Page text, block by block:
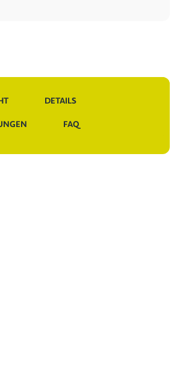
DETAILS
FAQ